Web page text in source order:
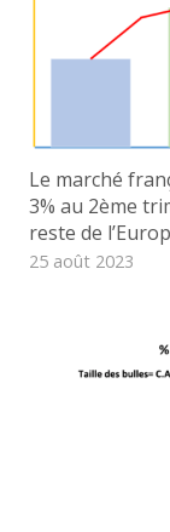
Le marché
3% au 2ème
reste de
25 août 2023